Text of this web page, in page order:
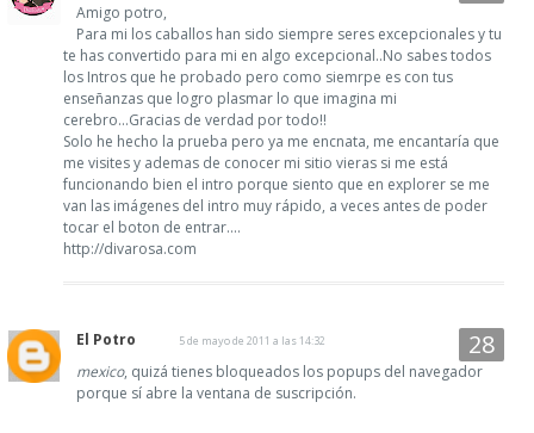
Amigo potro,
Para mi los caballos han sido siempre seres excepcionales y tu
te has convertido para mi en algo excepcional..No sabes todos
los Intros que he probado pero como siemrpe es con tus
enseñanzas que logro plasmar lo que imagina mi
cerebro...Gracias de verdad por todo!!
Solo he hecho la prueba pero ya me encnata, me encantaría que
me visites y ademas de conocer mi sitio vieras si me está
funcionando bien el intro porque siento que en explorer se me
van las imágenes del intro muy rápido, a veces antes de poder
tocar el boton de entrar....
http://divarosa.com
El Potro 5 de mayo de 2011 a las 14:32
mexico, quizá tienes bloqueados los popups del navegador
porque sí abre la ventana de suscripción.